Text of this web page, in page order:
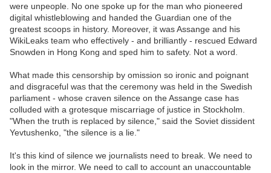
were unpeople. No one spoke up for the man who pioneered
digital whistleblowing and handed the Guardian one of the
greatest scoops in history. Moreover, it was Assange and his
WikiLeaks team who effectively - and brilliantly - rescued Edward
Snowden in Hong Kong and sped him to safety. Not a word.
What made this censorship by omission so ironic and poignant
and disgraceful was that the ceremony was held in the Swedish
parliament - whose craven silence on the Assange case has
colluded with a grotesque miscarriage of justice in Stockholm.
"When the truth is replaced by silence," said the Soviet dissident
Yevtushenko, "the silence is a lie."
It's this kind of silence we journalists need to break. We need to
look in the mirror. We need to call to account an unaccountable